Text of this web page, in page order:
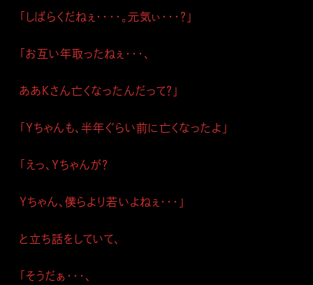
「しばらくだねぇ・・・・。元気ぃ・・・？」
「お互い年取ったねぇ・・・、
ああＫさん亡くなったんだって？」
「Ｙちゃんも、半年ぐらい前に亡くなったよ」
「えっ、Ｙちゃんが？
Ｙちゃん、僕らより若いよねぇ・・・」
と立ち話をしていて、
「そうだぁ・・・、